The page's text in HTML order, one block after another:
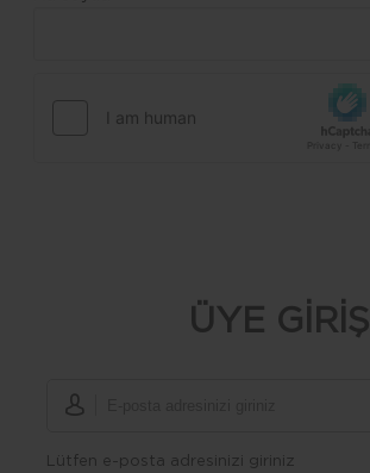
ÜYE GİRİŞİ
Lütfen e-posta adresinizi giriniz